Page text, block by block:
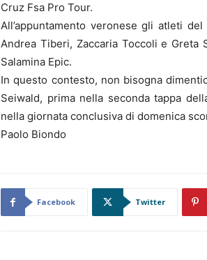
Cruz Fsa Pro Tour.
All’appuntamento veronese gli atleti
Andrea Tiberi, Zaccaria Toccoli e
Salamina Epic.
In questo contesto, non bisogna
Seiwald, prima nella seconda tappa
nella giornata conclusiva di domenica
Paolo Biondo
Facebook Twitter